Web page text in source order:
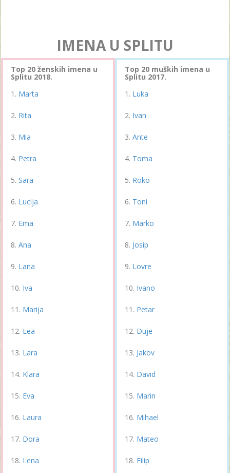
IMENA U SPLITU
Top 20 ženskih imena u
Splitu 2018.
Marta
Rita
Mia
Petra
Sara
Lucija
Ema
Ana
Lana
Iva
Marija
Lea
Lara
Klara
Eva
Laura
Dora
Lena
Top 20 muških imena u
Splitu 2017.
Luka
Ivan
Ante
Toma
Roko
Toni
Marko
Josip
Lovre
Ivano
Petar
Duje
Jakov
David
Marin
Mihael
Mateo
Filip